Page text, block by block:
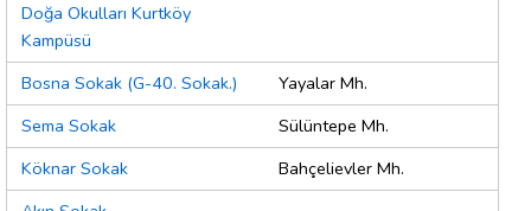
Doğa Okulları Kurtköy
Kampüsü
Bosna Sokak (G-40. Sokak.)
Yayalar Mh.
Sema Sokak
Sülüntepe Mh.
Köknar Sokak
Bahçelievler Mh.